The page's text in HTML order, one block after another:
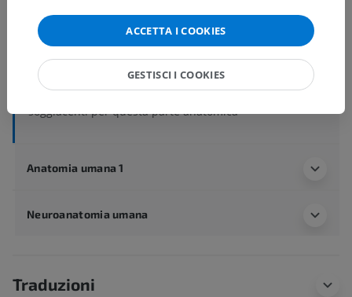
Corpo umano> Sistemi integrativi>
Sistema nervoso
> Sistema nervoso centrale
Encefalo> Cervelletto> Emisfero cerebellare>
Lobulo quadrangolare posteriore
Strutture sottostanti:Non sono presenti strutture
soggiacenti per questa parte anatomica
Anatomia umana 1
Neuroanatomia umana
Traduzioni
ACCETTA I COOKIES
GESTISCI I COOKIES